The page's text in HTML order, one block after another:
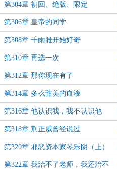
第304章 初回、绝版、限定
第306章 皇帝的同学
第308章 千雨雅开始好奇
第310章 再选一次
第312章 那你现在有了
第314章 多么甜美的血液
第316章 他认识我，我不认识他
第318章 荆正威曾经说过
第320章 邪恶资本家琴乐阴（上）
第322章 我治不了老师，我还治不